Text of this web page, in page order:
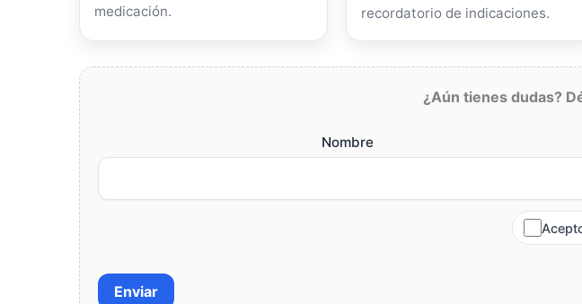
medicación.
recordatorio de indicaciones.
¿Aún tienes dudas?
Nombre
Enviar